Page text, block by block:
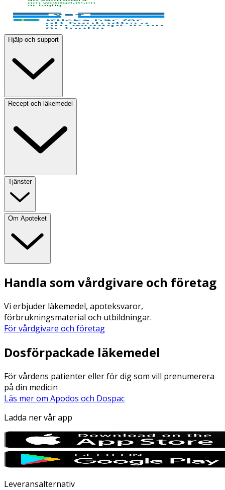
Hjälp och support
Recept och läkemedel
Tjänster
Om Apoteket
Handla som vårdgivare och företag
Vi erbjuder läkemedel, apoteksvaror,
förbrukningsmaterial och utbildningar.
För vårdgivare och företag
Dosförpackade läkemedel
För vårdens patienter eller för dig som vill prenumerera
på din medicin
Läs mer om Apodos och Dospac
Ladda ner vår app
Leveransalternativ